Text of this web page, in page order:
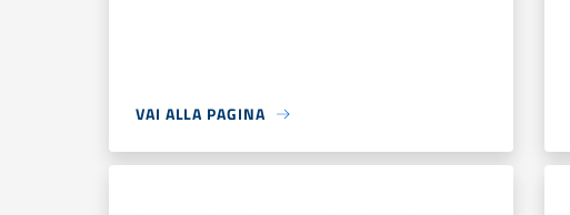
VAI ALLA PAGINA